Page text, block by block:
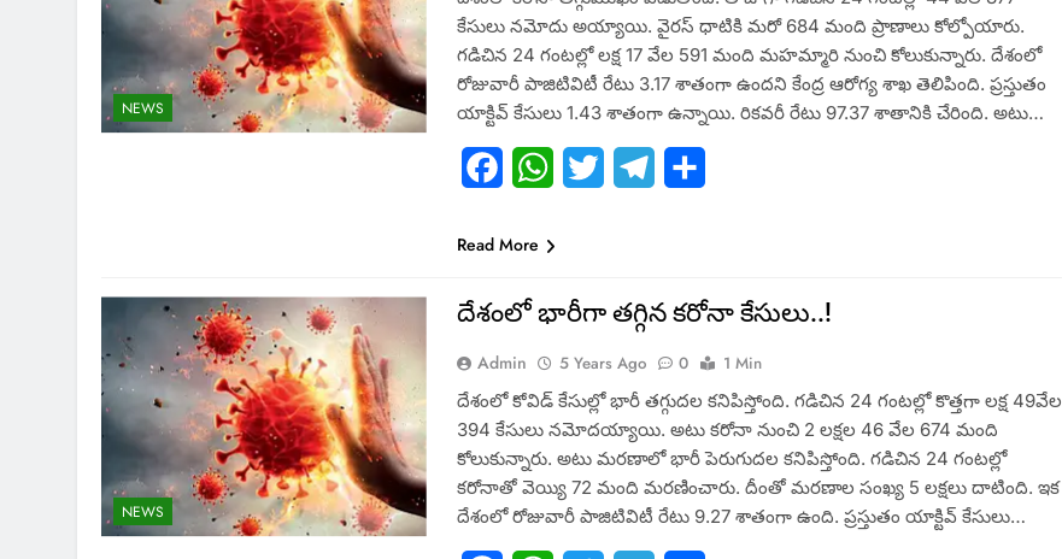
NEWS
కేసులు నమోదు అయ్యాయి. వైరస్ ధాటికి మరో 684 మంది ప్రాణాలు కోల్పోయారు.
గడిచిన 24 గంటల్లో లక్ష 17 వేల 591 మంది మహమ్మారి నుంచి కోలుకున్నారు. దేశంలో
రోజువారీ పాజిటివిటీ రేటు 3.17 శాతంగా ఉందని కేంద్ర ఆరోగ్య శాఖ తెలిపింది. ప్రస్తుతం
యాక్టివ్​ కేసులు 1.43 శాతంగా ఉన్నాయి. రికవరీ రేటు 97.37 శాతానికి చేరింది. అటు…
FacebookWhatsApp
Twitter Telegram
Read More
NEWS
దేశంలో భారీగా తగ్గిన కరోనా కేసులు..!
Admin 5 Years Ago 0
1 Min
దేశంలో కోవిడ్ కేసుల్లో భారీ తగ్గుదల కనిపిస్తోంది. గడిచిన 24 గంటల్లో కొత్తగా లక్ష 49వేల
394 కేసులు నమోదయ్యాయి. అటు కరోనా నుంచి 2 లక్షల 46 వేల 674 మంది
కోలుకున్నారు. అటు మరణాలో భారీ పెరుగుదల కనిపిస్తోంది. గడిచిన 24 గంటల్లో
కరోనాతో వెయ్యి 72 మంది మరణించారు. దీంతో మరణాల సంఖ్య 5 లక్షలు దాటింది. ఇక
దేశంలో రోజువారీ పాజిటివిటీ రేటు 9.27 శాతంగా ఉంది. ప్రస్తుతం యాక్టివ్​ కేసులు…